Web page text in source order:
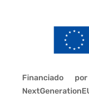
Financiado